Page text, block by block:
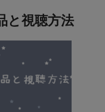
と視聴方法